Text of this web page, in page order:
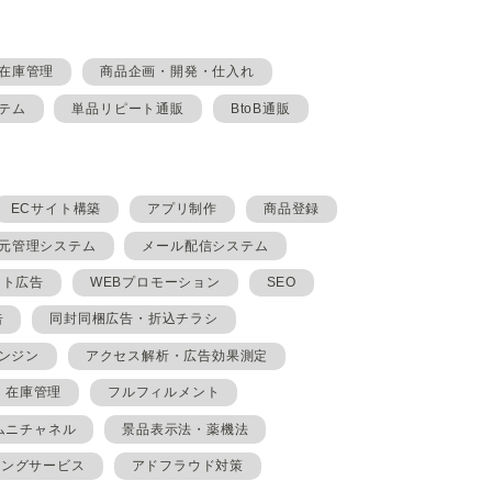
庫管理 商品企画・開発・仕入れ
ム 単品リピート通販 BtoB通販
ECサイト構築 アプリ制作 商品登録
管理システム メール配信システム
広告 WEBプロモーション SEO
同封同梱広告・折込チラシ
ジン アクセス解析・広告効果測定
在庫管理 フルフィルメント
ニチャネル 景品表示法・薬機法
グサービス アドフラウド対策